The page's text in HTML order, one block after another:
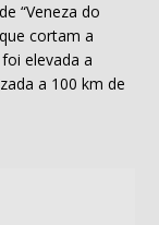
“Veneza do
cortam a
elevada a
a 100 km de